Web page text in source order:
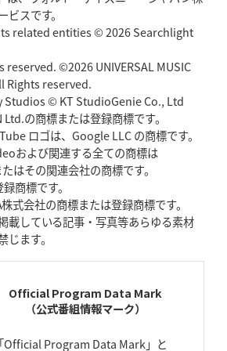
死去 熱血指導で埼玉WKの基礎築く
デー」の意義「特別からノーマルへ」が最終
で引退「クボタは10年いた自分のホーム」
共有財産」に新クラブハウスは「皆に開かれ
の足音
スです。
related entities © 2026 Searchlight
©2026 UNIVERSAL MUSIC
Rights reserved.
© KT StudioGenie Co., Ltd
Ltd.の商標または登録商標です。
ロゴは、Google LLC の商標です。
および関連する全ての商標は
はその関連会社の商標です。
商標です。
式会社の商標または登録商標です。
載している記事・写真等あらゆる素材
ます。
Official Program Data Mark
（公式番組情報マーク）
Official Program Data Mark」と